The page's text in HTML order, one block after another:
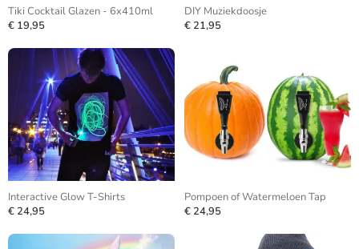
Tiki Cocktail Glazen - 6x410ml
€ 19,95
DIY Muziekdoosje
€ 21,95
Interactive Glow T-Shirts
€ 24,95
Pompoen of Watermeloen Tap
€ 24,95